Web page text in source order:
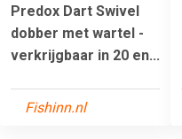
Predox Dart Swivel
dobber met wartel -
verkrijgbaar in 20 en...
Fishinn.nl